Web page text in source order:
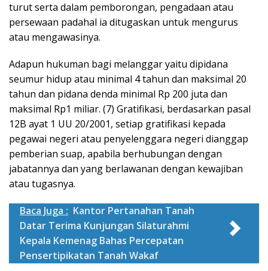
turut serta dalam pemborongan, pengadaan atau
persewaan padahal ia ditugaskan untuk mengurus
atau mengawasinya.
Adapun hukuman bagi melanggar yaitu dipidana
seumur hidup atau minimal 4 tahun dan maksimal 20
tahun dan pidana denda minimal Rp 200 juta dan
maksimal Rp1 miliar. (7) Gratifikasi, berdasarkan pasal
12B ayat 1 UU 20/2001, setiap gratifikasi kepada
pegawai negeri atau penyelenggara negeri dianggap
pemberian suap, apabila berhubungan dengan
jabatannya dan yang berlawanan dengan kewajiban
atau tugasnya.
Baca Juga : Kantor Pertanahan Tanah
Datar Terima Kunjungan Silaturahmi
Kepala Kemenag Bahas Percepatan
Pensertipikatan Tanah Wakaf